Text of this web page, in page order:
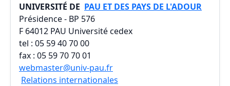
UNIVERSITÉ DE PAU ET DES PAYS DE L'ADOUR
Présidence - BP 576
F 64012 PAU Université cedex
tel : 05 59 40 70 00
fax : 05 59 70 70 01
webmaster@univ-pau.fr
Relations internationales